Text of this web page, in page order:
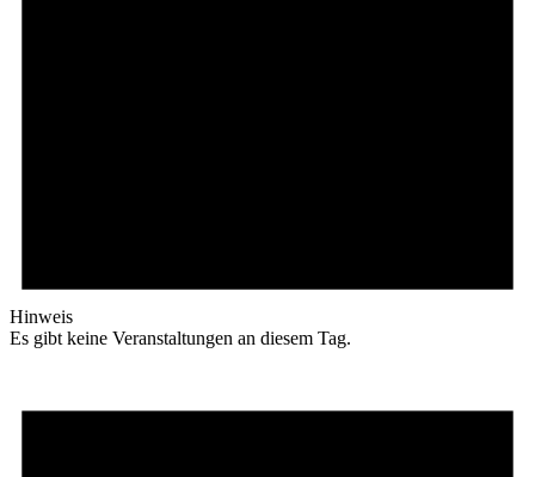
Hinweis
Es gibt keine Veranstaltungen an diesem Tag.